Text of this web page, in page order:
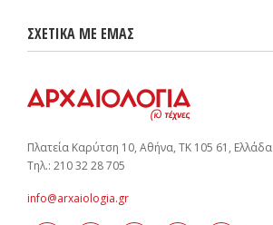
ΣΧΕΤΙΚΑ ΜΕ ΕΜΑΣ
Πλατεία Καρύτση 10, Αθήνα, ΤΚ 105 61, Ελλάδα
Tηλ.: 210 32 28 705
info@arxaiologia.gr